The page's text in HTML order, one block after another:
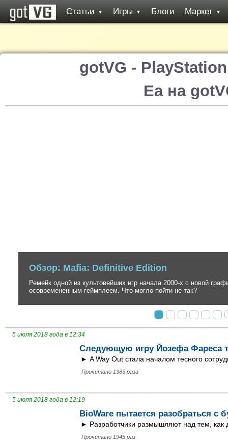
Статьи ▼ Игры ▼ Блоги Маркет ▼
gotVG -
Ea на
Обзор: Ghost of Tsushima
Невероятно стильный, но до безобразия вторичный экшен в
создателей серии inFamous.
5 июля 2018 года в 12:34
Следующую игру Йозефа Фареса
► A Way Out стала началом тесного
Прочитано 1383 раза
5 июля 2018 года в 12:19
BioWare пытается разобраться с
► Разработчики размышляют над тем, как
Прочитано 1945 раз